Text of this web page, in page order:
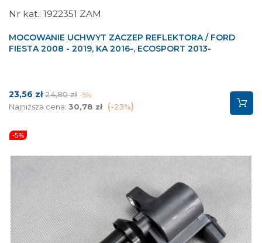
1922351 ZAM
MOCOWANIE UCHWYT ZACZEP REFLEKTORA / FORD
FIESTA 2008 - 2019, KA 2016-, ECOSPORT 2013-
Cena
23,56 zł Cena
podstawowa
24,80 zł -5%
Najniższa cena: 30,78 zł -23%
-5%